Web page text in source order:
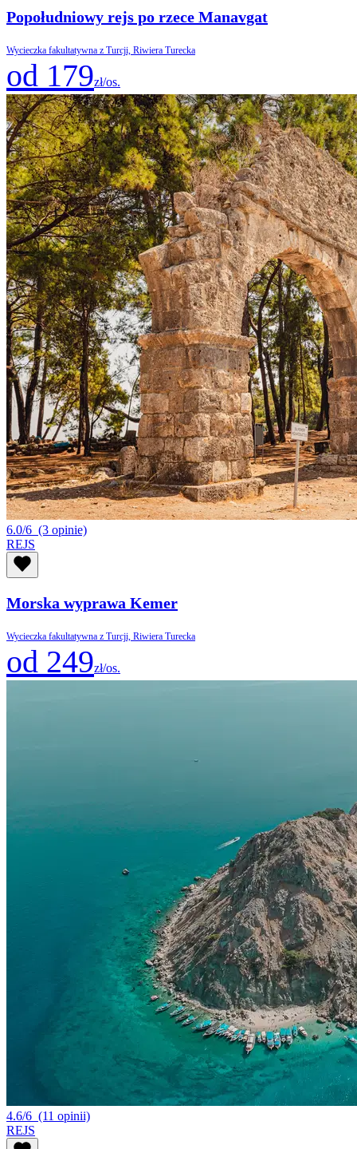
Popołudniowy rejs po rzece Manavgat
Wycieczka fakultatywna z Turcji, Riwiera Turecka
od 179zł/os.
6.0/6 (3 opinie)
REJS
Morska wyprawa Kemer
Wycieczka fakultatywna z Turcji, Riwiera Turecka
od 249zł/os.
4.6/6 (11 opinii)
REJS